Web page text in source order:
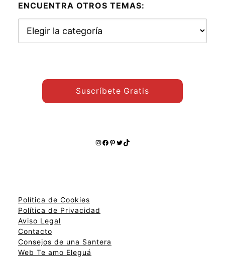
ENCUENTRA OTROS TEMAS:
otros
Suscríbete Gratis
Instagram
Facebook
Pinterest
Twitter
TikTok
Política de Cookies
Política de Privacidad
Aviso Legal
Contacto
Consejos de una Santera
Web Te amo Eleguá